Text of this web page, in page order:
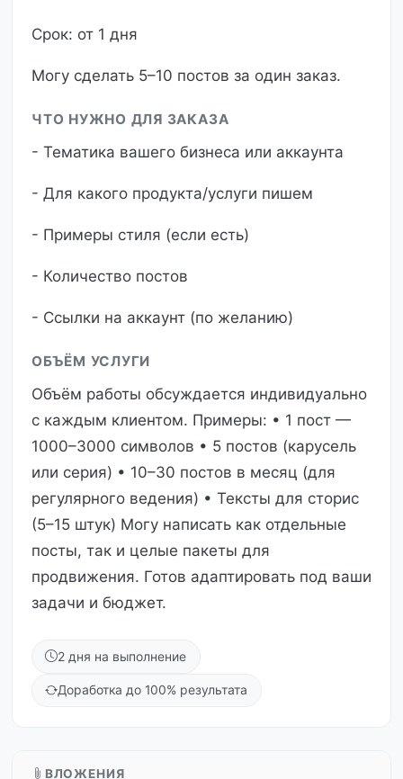
Срок: от 1 дня
Могу сделать 5–10 постов за один заказ.
ЧТО НУЖНО ДЛЯ ЗАКАЗА
- Тематика вашего бизнеса или аккаунта
- Для какого продукта/услуги пишем
- Примеры стиля (если есть)
- Количество постов
- Ссылки на аккаунт (по желанию)
ОБЪЁМ УСЛУГИ
Объём работы обсуждается индивидуально
с каждым клиентом. Примеры: • 1 пост —
1000–3000 символов • 5 постов (карусель
или серия) • 10–30 постов в месяц (для
регулярного ведения) • Тексты для сторис
(5–15 штук) Могу написать как отдельные
посты, так и целые пакеты для
продвижения. Готов адаптировать под ваши
задачи и бюджет.
2 дня на выполнение
Доработка до 100% результата
ВЛОЖЕНИЯ